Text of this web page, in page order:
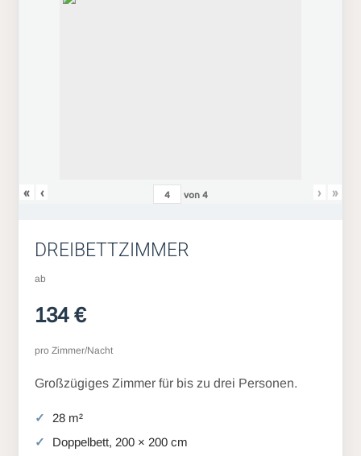
« ‹ von4 › »
DREIBETTZIMMER
ab
134 €
pro Zimmer/Nacht
Großzügiges Zimmer für bis zu drei Personen.
28 m²
Doppelbett, 200 × 200 cm